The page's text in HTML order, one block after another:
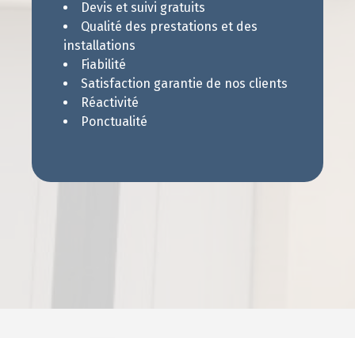
Devis et suivi gratuits
Qualité des prestations et des
installations
Fiabilité
Satisfaction garantie de nos clients
Réactivité
Ponctualité